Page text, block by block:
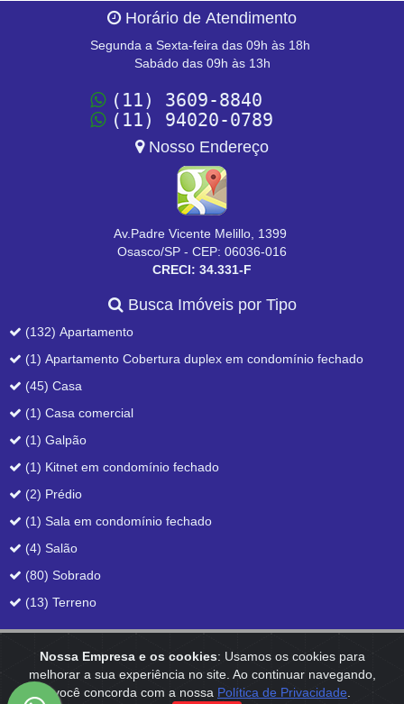
Nossa Empresa e os cookies: Usamos os cookies para
melhorar a sua experiência no site. Ao continuar navegando,
você concorda com a nossa Política de Privacidade
Horário de Atendimento
Segunda a Sexta-feira das 09h às 18h
Sabádo das 09h às 13h
(11) 3609-8840
(11) 94020-0789
Nosso Endereço
Av.Padre Vicente Melillo, 1399
Osasco/SP - CEP: 06036-016
CRECI: 34.331-F
Busca Imóveis por Tipo
(132) Apartamento
(1) Apartamento Cobertura duplex em condomínio fechado
(45) Casa
(1) Casa comercial
(1) Galpão
(1) Kitnet em condomínio fechado
(2) Prédio
(1) Sala em condomínio fechado
(4) Salão
(80) Sobrado
(13) Terreno
Home| Empresa | Anuncie| Contato
Reservamo-nos o direito de qualquer erro de digitação, assim como o